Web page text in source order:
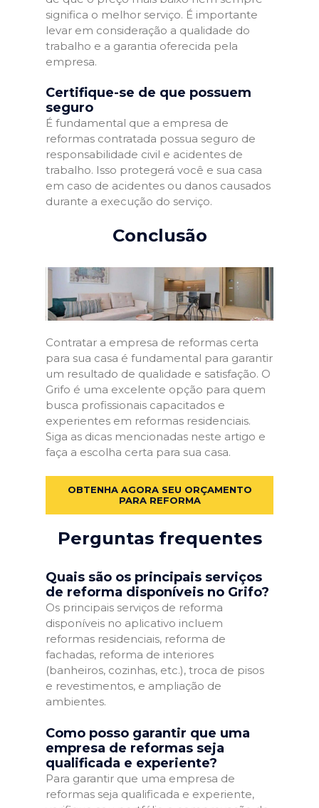
significa o melhor serviço. É importante
levar em consideração a qualidade do
trabalho e a garantia oferecida pela
empresa.
Certifique-se de que possuem
seguro
É fundamental que a empresa de
reformas contratada possua seguro de
responsabilidade civil e acidentes de
trabalho. Isso protegerá você e sua casa
em caso de acidentes ou danos causados
durante a execução do serviço.
Conclusão
Contratar a empresa de reformas certa
para sua casa é fundamental para garantir
um resultado de qualidade e satisfação. O
Grifo é uma excelente opção para quem
busca profissionais capacitados e
experientes em reformas residenciais.
Siga as dicas mencionadas neste artigo e
faça a escolha certa para sua casa.
OBTENHA AGORA SEU ORÇAMENTO
PARA REFORMA
Perguntas frequentes
Quais são os principais serviços
de reforma disponíveis no Grifo?
Os principais serviços de reforma
disponíveis no aplicativo incluem
reformas residenciais, reforma de
fachadas, reforma de interiores
(banheiros, cozinhas, etc.), troca de pisos
e revestimentos, e ampliação de
ambientes.
Como posso garantir que uma
empresa de reformas seja
qualificada e experiente?
Para garantir que uma empresa de
reformas seja qualificada e experiente,